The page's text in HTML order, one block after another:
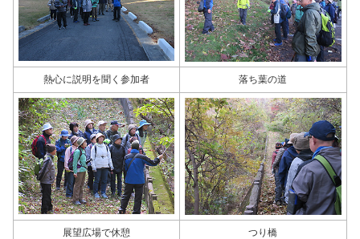
熱心に説明を聞く参加者 落ち葉の道
展望広場で休憩 つり橋